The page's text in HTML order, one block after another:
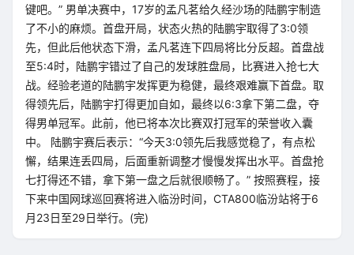
键吧。” 男单决赛中，17岁的孟凡茗给久经沙场的陆鹏宇制造
了不小的麻烦。首盘开局，状态火热的陆鹏宇取得了3:0领
先，但此后他状态下滑，孟凡茗连下四局将比分反超。首盘战
至5:4时，陆鹏宇错过了自己的发球胜盘局，比赛进入抢七大
战。经验老道的陆鹏宇发挥更为稳健，最终艰难赢下首盘。取
得领先后，陆鹏宇打得更加自如，最终以6:3拿下第二盘，夺
得男单冠军。此前，他已将本次比赛双打冠军的荣誉收入囊
中。 陆鹏宇赛后表示：“今天3:0领先后我感觉稳了，有点松
懈，结果连丢四局，后面重新调整才慢慢发挥出水平。首盘抢
七打得还不错，拿下第一盘之后就很顺畅了。” 按照赛程，接
下来中国网球巡回赛将进入临汾时间，CTA800临汾站将于6
月23日至29日举行。(完)